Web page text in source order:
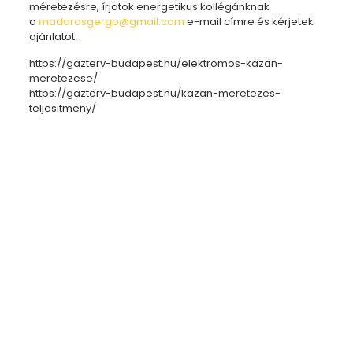
méretezésre, írjatok energetikus kollégánknak
a madarasgergo@gmail.com e-mail címre és kérjetek
ajánlatot.
https://gazterv-budapest.hu/elektromos-kazan-
meretezese/
https://gazterv-budapest.hu/kazan-meretezes-
teljesitmeny/